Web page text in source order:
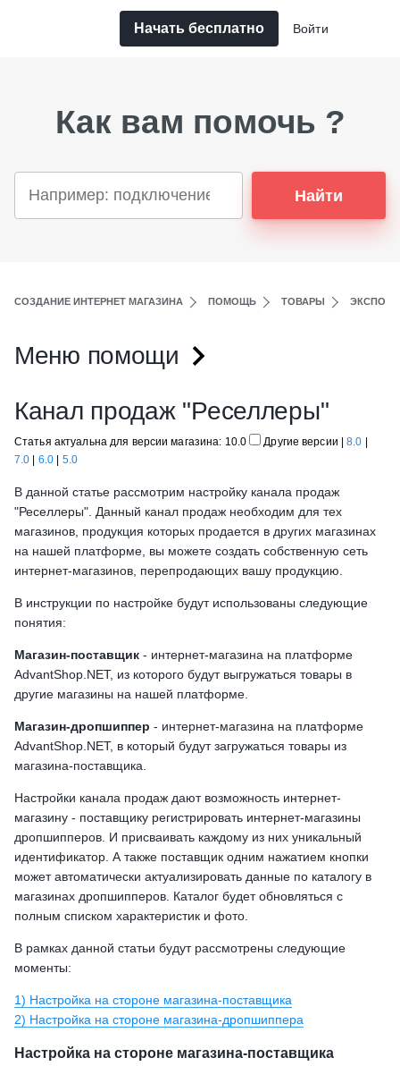
Начать бесплатно Войти
Как вам помочь ?
Найти
СОЗДАНИЕ ИНТЕРНЕТ МАГАЗИНА ПОМОЩЬ ТОВАРЫ
Меню помощи
Канал продаж "Реселлеры"
Статья актуальна для версии магазина: 10.0 Другие версии |8.0
7.0
6.0 5.0
В данной статье рассмотрим настройку канала продаж
"Реселлеры". Данный канал продаж необходим для тех
магазинов, продукция которых продается в других магазинах
на нашей платформе, вы можете создать собственную сеть
интернет-магазинов, перепродающих вашу продукцию.
В инструкции по настройке будут использованы следующие
понятия:
Магазин-поставщик - интернет-магазина на платформе
AdvantShop.NET, из которого будут выгружаться товары в
другие магазины на нашей платформе.
Магазин-дропшиппер - интернет-магазина на платформе
AdvantShop.NET, в который будут загружаться товары из
магазина-поставщика.
Настройки канала продаж дают возможность интернет-
магазину - поставщику регистрировать интернет-магазины
дропшипперов. И присваивать каждому из них уникальный
идентификатор. А также поставщик одним нажатием кнопки
может автоматически актуализировать данные по каталогу в
магазинах дропшипперов. Каталог будет обновляться с
полным списком характеристик и фото.
В рамках данной статьи будут рассмотрены следующие
моменты:
1) Настройка на стороне магазина-поставщика
2) Настройка на стороне магазина-дропшиппера
Настройка на стороне магазина-поставщика